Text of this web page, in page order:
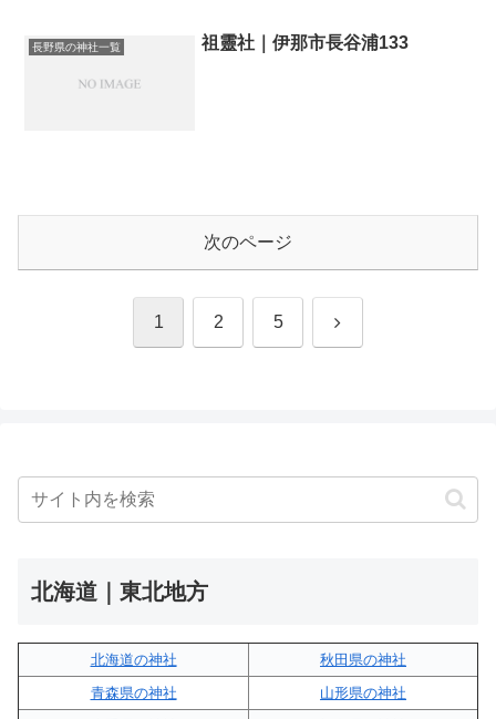
長野県の神社一覧 祖靈社｜伊那市長谷浦133
次のページ
1 2 5 次
北海道｜東北地方
北海道の神社
秋田県の神社
青森県の神社
山形県の神社